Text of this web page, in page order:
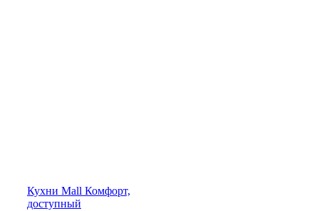
Кухни Mall Комфорт,
доступный